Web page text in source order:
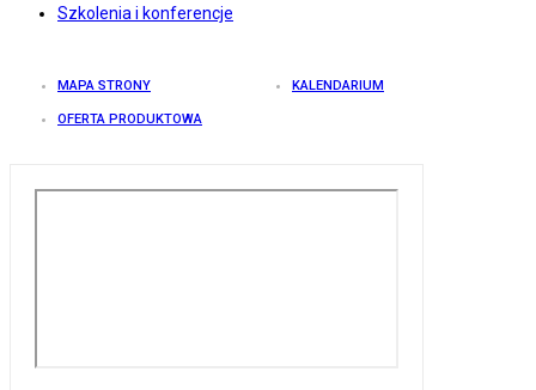
Szkolenia i konferencje
MAPA STRONY KALENDARIUM
OFERTA PRODUKTOWA